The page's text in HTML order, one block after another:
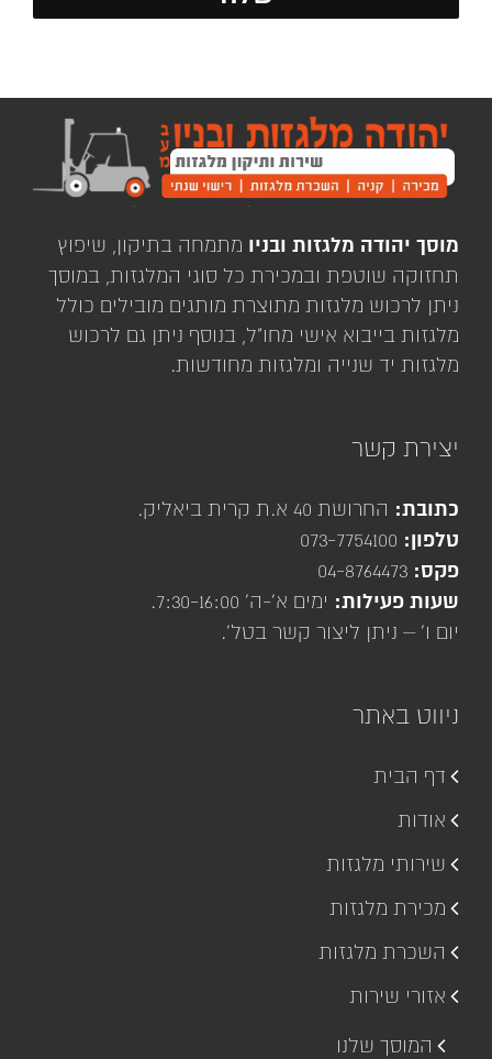
מוסך יהודה מלגזות ובניו מתמחה בתיקון, שיפוץ
תחזוקה שוטפת ובמכירת כל סוגי המלגזות, במוסך
ניתן לרכוש מלגזות מתוצרת מותגים מובילים כולל
מלגזות בייבוא אישי מחו"ל, בנוסף ניתן גם לרכוש
מלגזות יד שנייה ומלגזות מחודשות.
יצירת קשר
כתובת: החרושת 40 א.ת קרית ביאליק.
טלפון: 073-7754100
פקס:
שעות פעילות: ימים א'-ה' 7:30-16:00.
יום ו' – ניתן ליצור קשר בטל'.
ניווט באתר
דף הבית
אודות
שירותי מלגזות
מכירת מלגזות
השכרת מלגזות
אזורי שירות
המוסך שלנו